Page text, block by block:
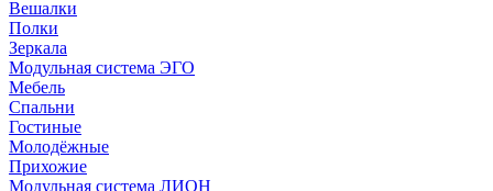
Вешалки
Полки
Зеркала
Модульная система ЭГО
Мебель
Спальни
Гостиные
Молодёжные
Прихожие
Модульная система ЛИОН